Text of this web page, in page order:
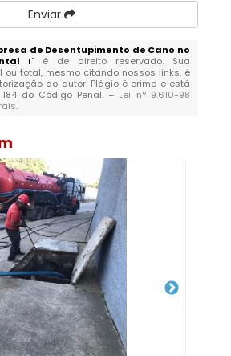
Enviar
de Desentupimento de Cano no
I" é de direito reservado. Sua
ou total, mesmo citando nossos links, é
do autor. Plágio é crime e está
do Código Penal. – Lei n° 9.610-98
.